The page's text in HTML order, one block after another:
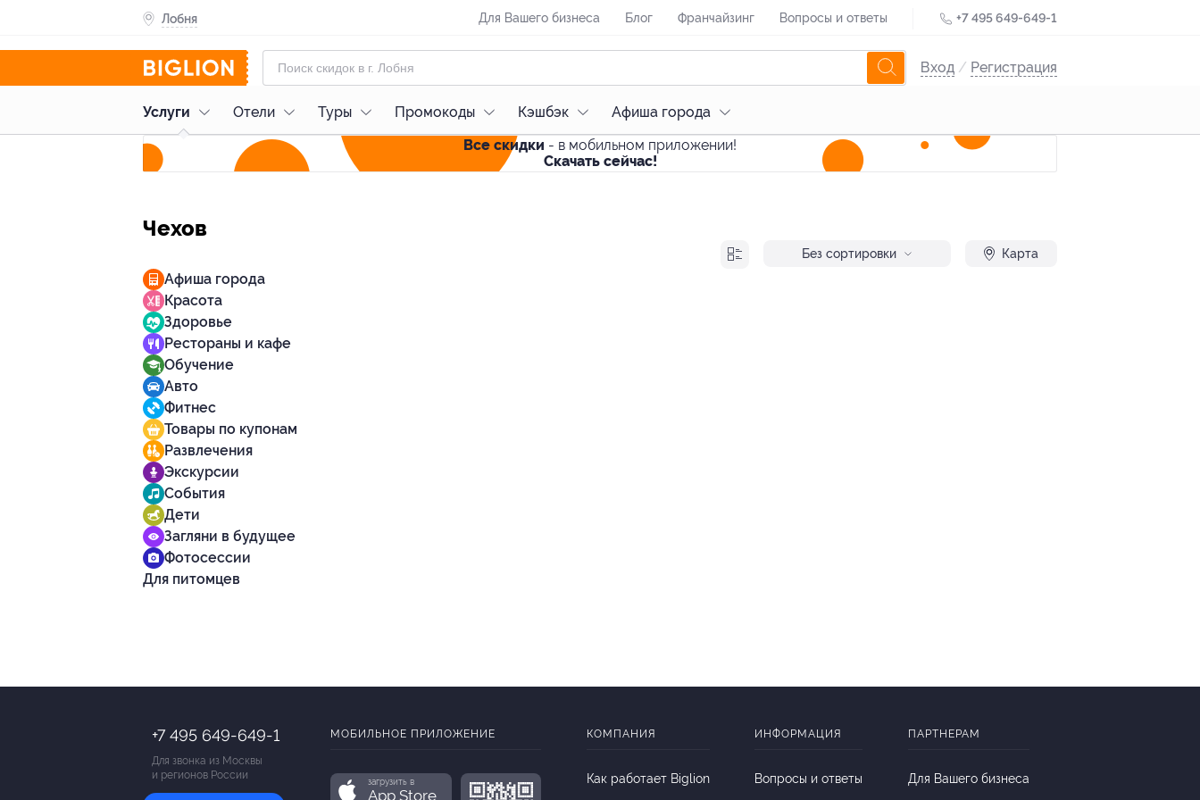
Лобня Для Вашего бизнеса Блог Франчайзинг Вопросы и ответы +7 495 649-649-1
Вход / Регистрация
Услуги Отели Туры Промокоды Кэшбэк
Афиша города
Все скидки - в мобильном приложении!
Скачать сейчас!
Чехов
Без сортировки Карта
Афиша города
Красота
Здоровье
Рестораны и кафе
Обучение
Авто
Фитнес
Товары по купонам
Развлечения
Экскурсии
События
Дети
Загляни в будущее
Фотосессии
Для питомцев
+7 495 649-649-1
Для звонка из Москвы
и регионов России
МОБИЛЬНОЕ ПРИЛОЖЕНИЕ
загрузить в
App Store
КОМПАНИЯ
Как работает Biglion
ИНФОРМАЦИЯ
Вопросы и ответы
ПАРТНЕРАМ
Для Вашего бизнеса